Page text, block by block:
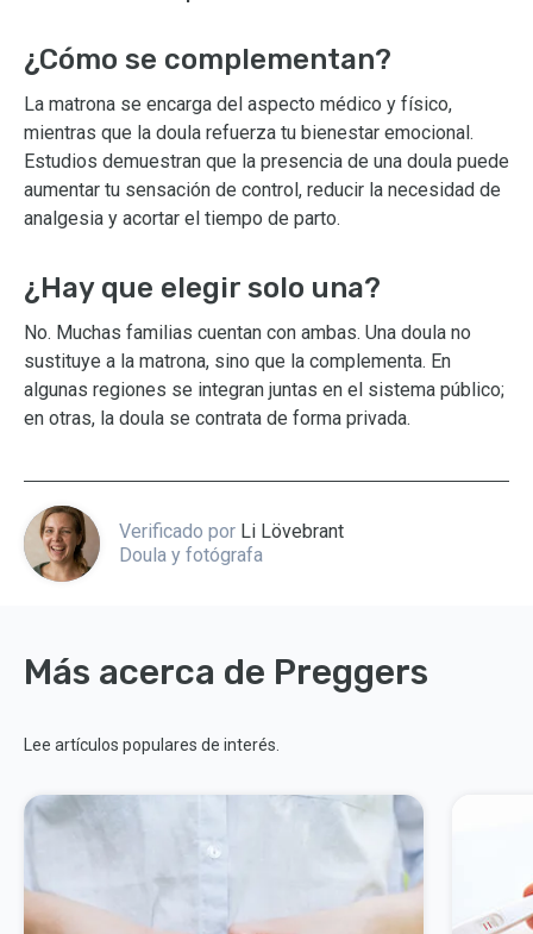
¿Cómo se complementan?
La matrona se encarga del aspecto médico y físico,
mientras que la doula refuerza tu bienestar emocional.
Estudios demuestran que la presencia de una doula puede
aumentar tu sensación de control, reducir la necesidad de
analgesia y acortar el tiempo de parto.
¿Hay que elegir solo una?
No. Muchas familias cuentan con ambas. Una doula no
sustituye a la matrona, sino que la complementa. En
algunas regiones se integran juntas en el sistema público;
en otras, la doula se contrata de forma privada.
Verificado por Li Lövebrant
Doula y fotógrafa
Más acerca de Preggers
Lee artículos populares de interés.